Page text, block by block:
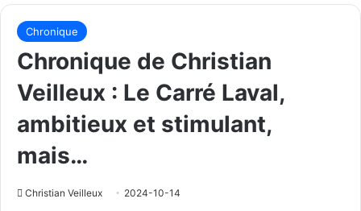
Chronique
Chronique de Christian
Veilleux : Le Carré Laval,
ambitieux et stimulant,
mais…
Christian Veilleux 2024-10-14